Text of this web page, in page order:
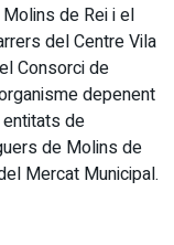
de Rei i el
del Centre Vila
Consorci de
depenent
entitats de
de Molins de
Mercat Municipal.